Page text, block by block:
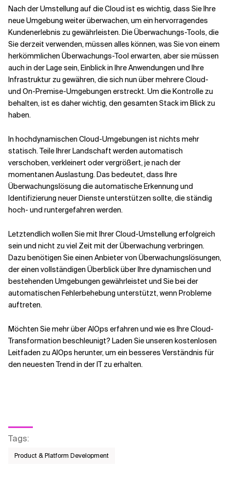
Nach der Umstellung auf die Cloud ist es wichtig, dass Sie Ihre
neue Umgebung weiter überwachen, um ein hervorragendes
Kundenerlebnis zu gewährleisten. Die Überwachungs-Tools, die
Sie derzeit verwenden, müssen alles können, was Sie von einem
herkömmlichen Überwachungs-Tool erwarten, aber sie müssen
auch in der Lage sein, Einblick in Ihre Anwendungen und Ihre
Infrastruktur zu gewähren, die sich nun über mehrere Cloud-
und On-Premise-Umgebungen erstreckt. Um die Kontrolle zu
behalten, ist es daher wichtig, den gesamten Stack im Blick zu
haben.
In hochdynamischen Cloud-Umgebungen ist nichts mehr
statisch. Teile Ihrer Landschaft werden automatisch
verschoben, verkleinert oder vergrößert, je nach der
momentanen Auslastung. Das bedeutet, dass Ihre
Überwachungslösung die automatische Erkennung und
Identifizierung neuer Dienste unterstützen sollte, die ständig
hoch- und runtergefahren werden.
Letztendlich wollen Sie mit Ihrer Cloud-Umstellung erfolgreich
sein und nicht zu viel Zeit mit der Überwachung verbringen.
Dazu benötigen Sie einen Anbieter von Überwachungslösungen,
der einen vollständigen Überblick über Ihre dynamischen und
bestehenden Umgebungen gewährleistet und Sie bei der
automatischen Fehlerbehebung unterstützt, wenn Probleme
auftreten.
Möchten Sie mehr über AIOps erfahren und wie es Ihre Cloud-
Transformation beschleunigt? Laden Sie unseren kostenlosen
Leitfaden zu AIOps herunter, um ein besseres Verständnis für
den neuesten Trend in der IT zu erhalten.
Tags:
Product & Platform Development